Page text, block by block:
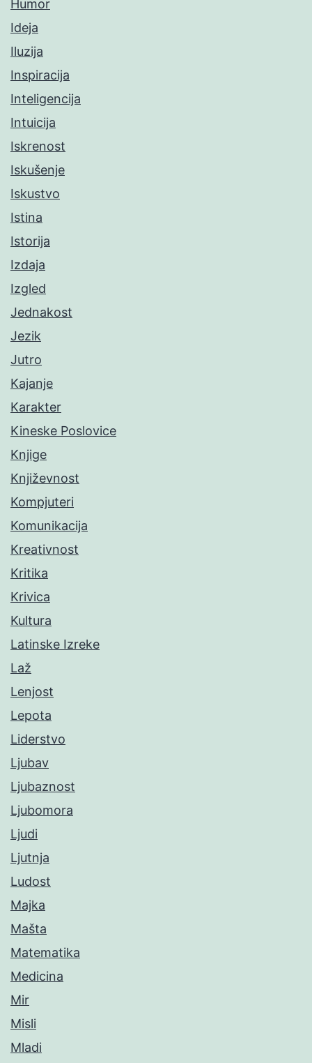
Humor
Ideja
Iluzija
Inspiracija
Inteligencija
Intuicija
Iskrenost
Iskušenje
Iskustvo
Istina
Istorija
Izdaja
Izgled
Jednakost
Jezik
Jutro
Kajanje
Karakter
Kineske Poslovice
Knjige
Književnost
Kompjuteri
Komunikacija
Kreativnost
Kritika
Krivica
Kultura
Latinske Izreke
Laž
Lenjost
Lepota
Liderstvo
Ljubav
Ljubaznost
Ljubomora
Ljudi
Ljutnja
Ludost
Majka
Mašta
Matematika
Medicina
Mir
Misli
Mladi